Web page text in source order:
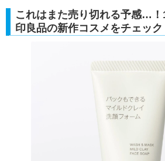
これはまた売り切れる予感…
印良品の新作コスメをチェック